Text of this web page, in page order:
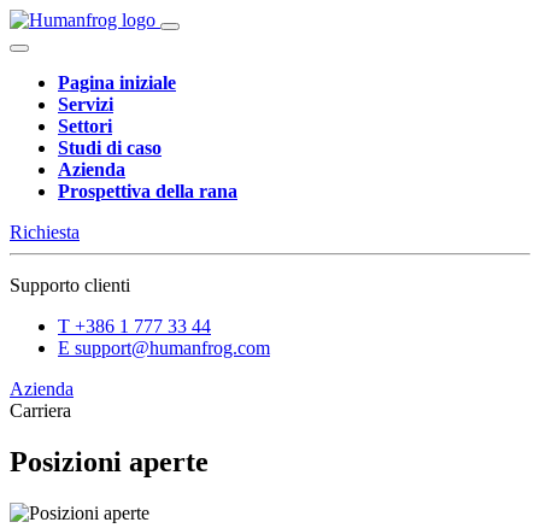
Pagina iniziale
Servizi
Settori
Studi di caso
Azienda
Prospettiva della rana
Richiesta
Supporto clienti
T +386 1 777 33 44
E support@humanfrog.com
Azienda
Carriera
Posizioni aperte